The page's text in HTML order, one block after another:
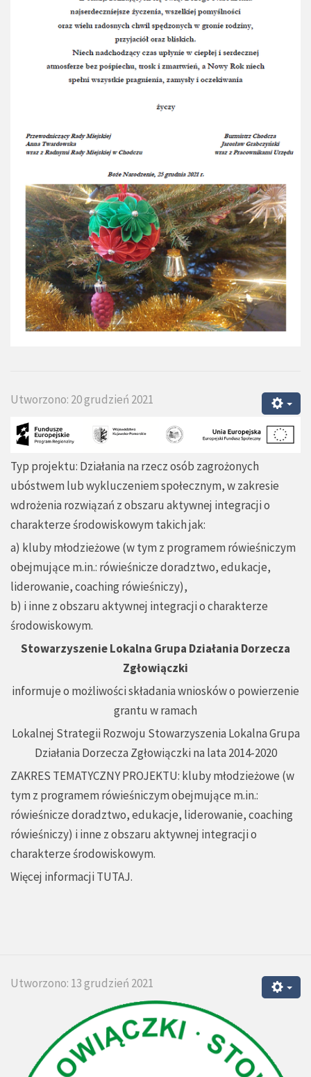
Utworzono: 20 grudzień 2021
Typ projektu: Działania na rzecz osób zagrożonych
ubóstwem lub wykluczeniem społecznym, w zakresie
wdrożenia rozwiązań z obszaru aktywnej integracji o
charakterze środowiskowym takich jak:
a) kluby młodzieżowe (w tym z programem rówieśniczym
obejmujące m.in.: rówieśnicze doradztwo, edukacje,
liderowanie, coaching rówieśniczy),
b) i inne z obszaru aktywnej integracji o charakterze
środowiskowym.
Stowarzyszenie Lokalna Grupa Działania Dorzecza
Zgłowiączki
informuje o możliwości składania wniosków o powierzenie
grantu w ramach
Lokalnej Strategii Rozwoju Stowarzyszenia Lokalna Grupa
Działania Dorzecza Zgłowiączki na lata 2014-2020
ZAKRES TEMATYCZNY PROJEKTU: kluby młodzieżowe (w
tym z programem rówieśniczym obejmujące m.in.:
rówieśnicze doradztwo, edukacje, liderowanie, coaching
rówieśniczy) i inne z obszaru aktywnej integracji o
charakterze środowiskowym.
Więcej informacji TUTAJ.
Utworzono: 13 grudzień 2021